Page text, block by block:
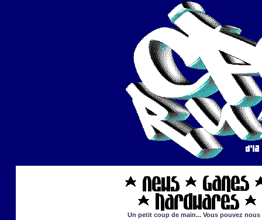
Un petit coup de main... Vous pouvez